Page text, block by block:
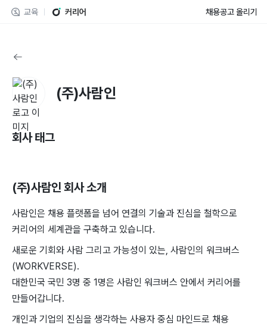
교육 커리어 채용공고 올리기
(주)사람인
회사 태그
(주)사람인 회사 소개
사람인은 채용 플랫폼을 넘어 연결의 기술과 진심을 철학으로
커리어의 세계관을 구축하고 있습니다.
새로운 기회와 사람 그리고 가능성이 있는, 사람인의 워크버스
(WORKVERSE).
대한민국 국민 3명 중 1명은 사람인 워크버스 안에서 커리어를
만들어갑니다.
개인과 기업의 진심을 생각하는 사용자 중심 마인드로 채용